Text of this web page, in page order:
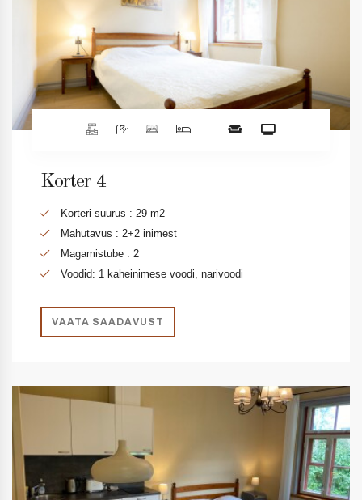
Korter 4
Korteri suurus : 29 m2
Mahutavus : 2+2 inimest
Magamistube : 2
Voodid: 1 kaheinimese voodi, narivoodi
VAATA SAADAVUST